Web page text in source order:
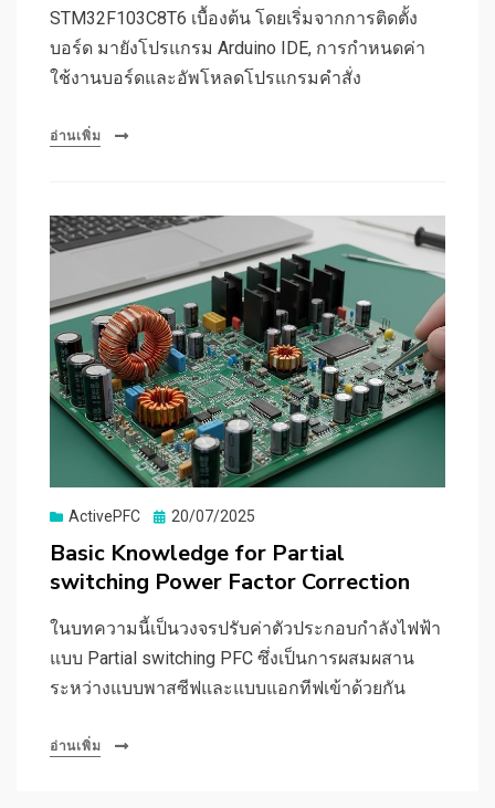
STM32F103C8T6 เบื้องต้น โดยเริ่มจากการติดตั้ง
บอร์ด มายังโปรแกรม Arduino IDE, การกำหนดค่า
ใช้งานบอร์ดและอัพโหลดโปรแกรมคำสั่ง
อ่านเพิ่ม
ActivePFC
Posted
20/07/2025
Basic Knowledge for Partial
switching Power Factor Correction
ในบทความนี้เป็นวงจรปรับค่าตัวประกอบกำลังไฟฟ้า
แบบ Partial switching PFC ซึ่งเป็นการผสมผสาน
ระหว่างแบบพาสซีฟและแบบแอกทีฟเข้าด้วยกัน
อ่านเพิ่ม